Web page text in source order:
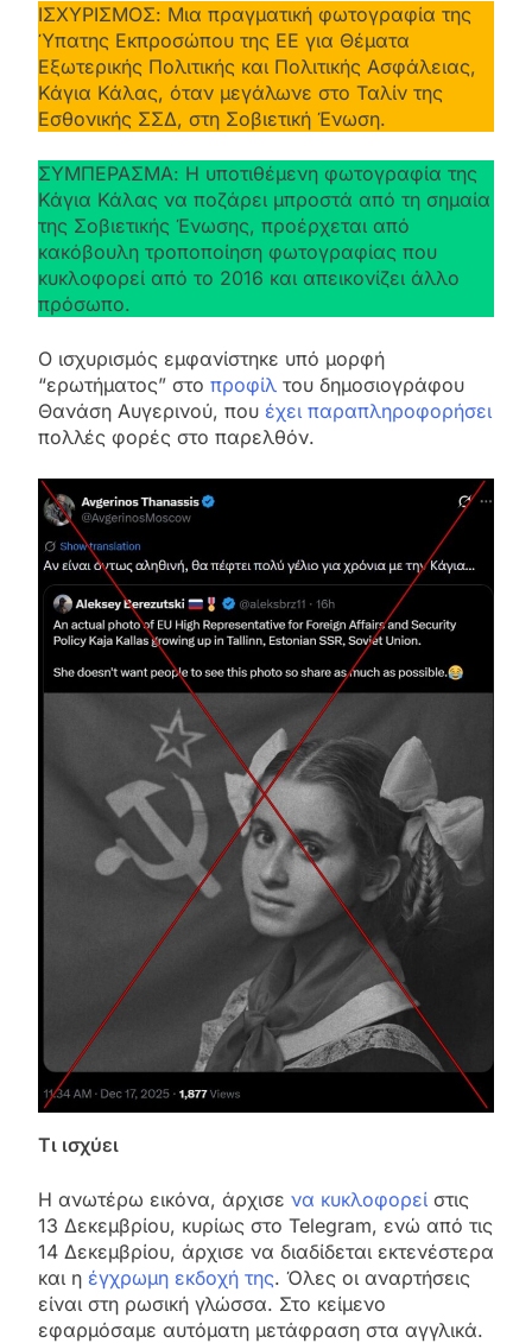
ΙΣΧΥΡΙΣΜΟΣ: Μια πραγματική φωτογραφία της
Ύπατης Εκπροσώπου της ΕΕ για Θέματα
Εξωτερικής Πολιτικής και Πολιτικής Ασφάλειας,
Κάγια Κάλας, όταν μεγάλωνε στο Ταλίν της
Εσθονικής ΣΣΔ, στη Σοβιετική Ένωση.
ΣΥΜΠΕΡΑΣΜΑ: Η υποτιθέμενη φωτογραφία της
Κάγια Κάλας να ποζάρει μπροστά από τη σημαία
της Σοβιετικής Ένωσης, προέρχεται από
κακόβουλη τροποποίηση φωτογραφίας που
κυκλοφορεί από το 2016 και απεικονίζει άλλο
πρόσωπο.
Ο ισχυρισμός εμφανίστηκε υπό μορφή
“ερωτήματος” στο προφίλ του δημοσιογράφου
Θανάση Αυγερινού, που έχει παραπληροφορήσει
πολλές φορές στο παρελθόν.
Τι ισχύει
Η ανωτέρω εικόνα, άρχισε να κυκλοφορεί στις
13 Δεκεμβρίου, κυρίως στο Telegram, ενώ από τις
14 Δεκεμβρίου, άρχισε να διαδίδεται εκτενέστερα
και η έγχρωμη εκδοχή της. Όλες οι αναρτήσεις
είναι στη ρωσική γλώσσα. Στο κείμενο
εφαρμόσαμε αυτόματη μετάφραση στα αγγλικά.